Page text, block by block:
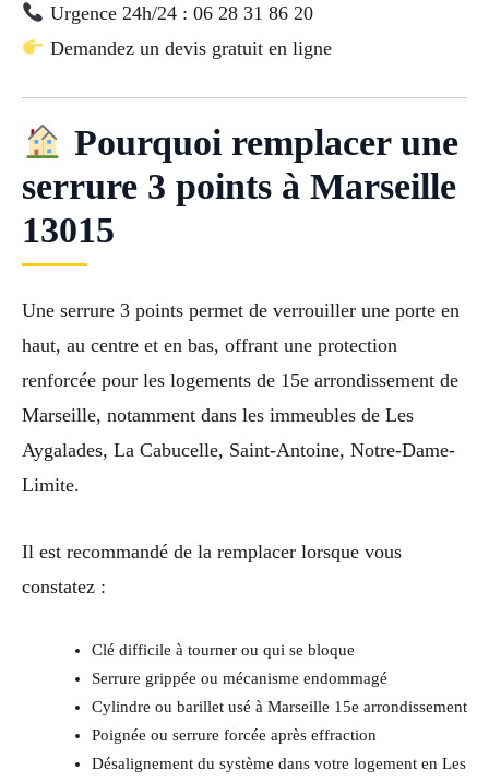
Urgence 24h/24 : 06 28 31 86 20
Demandez un devis gratuit en ligne
Pourquoi remplacer une
serrure 3 points à Marseille
13015
Une serrure 3 points permet de verrouiller une porte en
haut, au centre et en bas, offrant une protection
renforcée pour les logements de 15e arrondissement de
Marseille, notamment dans les immeubles de Les
Aygalades, La Cabucelle, Saint-Antoine, Notre-Dame-
Limite.
Il est recommandé de la remplacer lorsque vous
constatez :
Clé difficile à tourner ou qui se bloque
Serrure grippée ou mécanisme endommagé
Cylindre ou barillet usé à Marseille 15e arrondissement
Poignée ou serrure forcée après effraction
Désalignement du système dans votre logement en Les